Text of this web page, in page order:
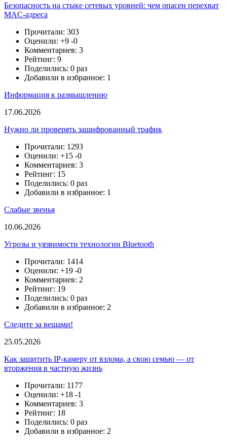
Безопасность на стыке сетевых уровней: чем опасен перехват
MAC-адреса
Прочитали: 303
Оценили: +9 -0
Комментариев: 3
Рейтинг: 9
Поделились: 0 раз
Добавили в избранное: 1
Информация к размышлению
17.06.2026
Нужно ли проверять зашифрованный трафик
Прочитали: 1293
Оценили: +15 -0
Комментариев: 3
Рейтинг: 15
Поделились: 0 раз
Добавили в избранное: 1
Слабые звенья
10.06.2026
Угрозы и уязвимости технологии Bluetooth
Прочитали: 1414
Оценили: +19 -0
Комментариев: 2
Рейтинг: 19
Поделились: 0 раз
Добавили в избранное: 2
Следите за вещами!
25.05.2026
Как защитить IP-камеру от взлома, а свою семью — от
вторжения в частную жизнь
Прочитали: 1177
Оценили: +18 -1
Комментариев: 3
Рейтинг: 18
Поделились: 0 раз
Добавили в избранное: 2